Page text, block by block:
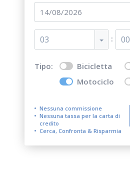
03 : 00
Tipo: Bicicletta
Motociclo
Nessuna commissione
Nessuna tassa per la carta di
credito
Cerca, Confronta & Risparmia